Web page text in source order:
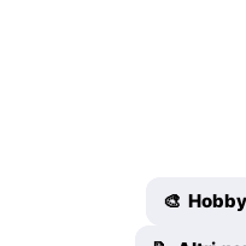
🎨 Hobby